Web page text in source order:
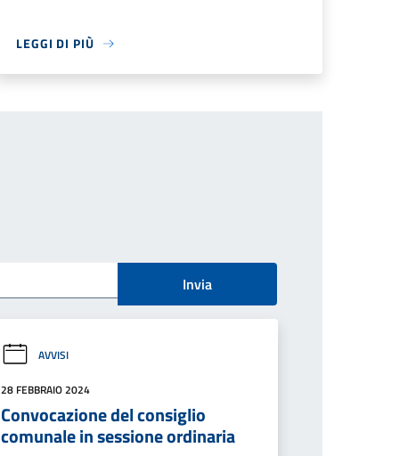
LEGGI DI PIÙ
Invia
AVVISI
28 FEBBRAIO 2024
Convocazione del consiglio
comunale in sessione ordinaria